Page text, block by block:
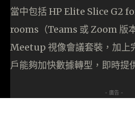
當中包括 HP Elite Slice G2
rooms（Teams 或 Zoom 版
Meetup 視像會議套裝，加上
戶能夠加快數據轉型，即時提
- 廣告 -